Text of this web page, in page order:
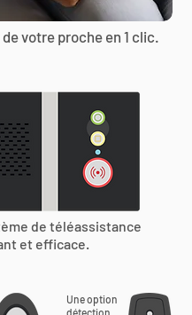
votre proche en 1 clic.
de téléassistance
et efficace.
Une option
détection